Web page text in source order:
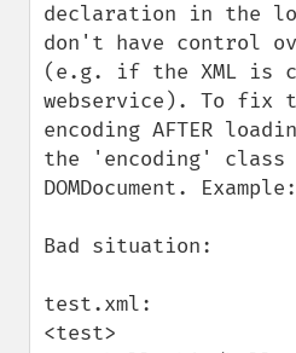
declaration in the
don't have control
(e.g. if the XML is
webservice). To fix
encoding AFTER
the 'encoding' class
DOMDocument. Example:
Bad situation:
test.xml:
<test>